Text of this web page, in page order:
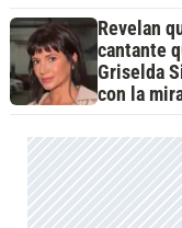
Revelan
cantante
Griselda
con la